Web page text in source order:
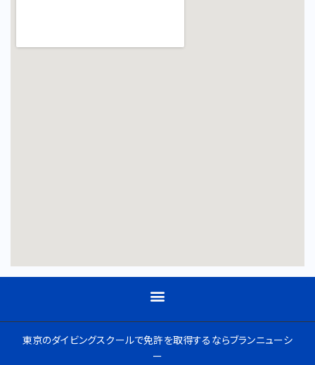
東京のダイビングスクールで免許を取得するならブランニューシ
ー